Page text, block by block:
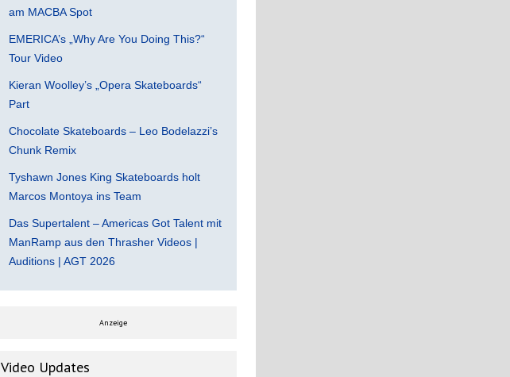
am MACBA Spot
EMERICA’s „Why Are You Doing This?“
Tour Video
Kieran Woolley’s „Opera Skateboards“
Part
Chocolate Skateboards – Leo Bodelazzi’s
Chunk Remix
Tyshawn Jones King Skateboards holt
Marcos Montoya ins Team
Das Supertalent – Americas Got Talent mit
ManRamp aus den Thrasher Videos |
Auditions | AGT 2026
Anzeige
Video Updates